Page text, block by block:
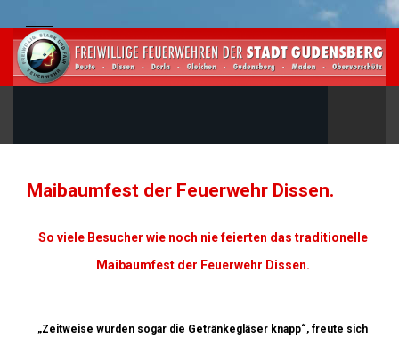
Maibaumfest der Feuerwehr Dissen.
So viele Besucher wie noch nie feierten das traditionelle
Maibaumfest der Feuerwehr Dissen.
„Zeitweise wurden sogar die Getränkegläser knapp“, freute sich